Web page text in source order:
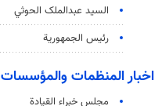
السید عبدالملک الحوثي
رئيس الجمهورية
اخبار المنظمات والمؤسسات
مجلس خبراء القيادة